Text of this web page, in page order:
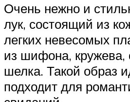
Очень нежно и
лук, состоящий из
легких невесомых
из шифона, кружева,
шелка. Такой образ
подходит для